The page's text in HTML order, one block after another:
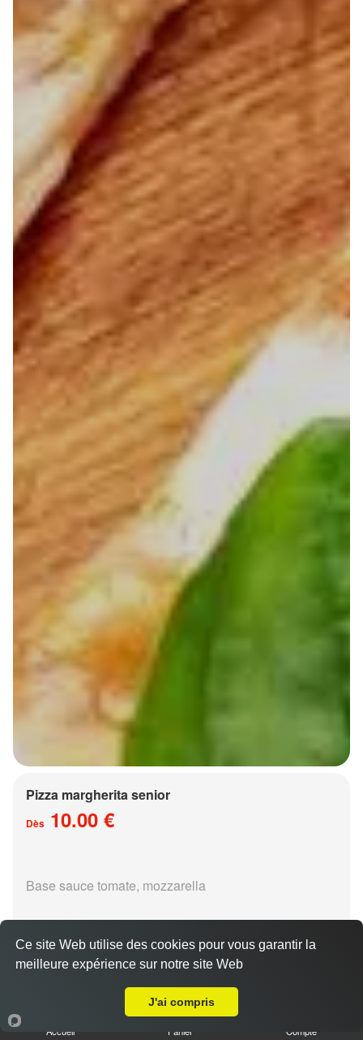
Pizza margherita senior
Dès 10.00 €
Base sauce tomate, mozzarella
15.00 €
Accueil Panier Compte
Ce site Web utilise des cookies pour vous garantir la
meilleure expérience sur notre site Web
J'ai compris